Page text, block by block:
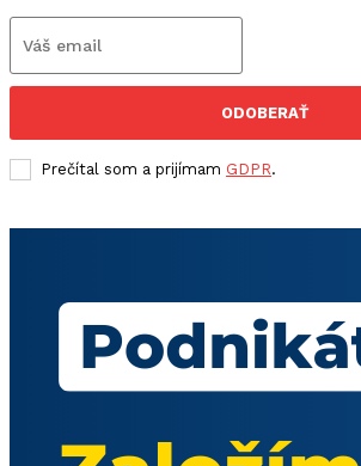
ODOBERAŤ
Prečítal som a prijímam GDPR.